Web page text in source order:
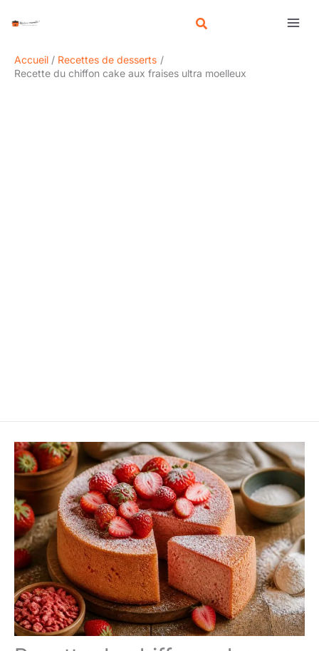
Accueil
Recettes de desserts
Recette du chiffon cake aux fraises ultra moelleux
e
h